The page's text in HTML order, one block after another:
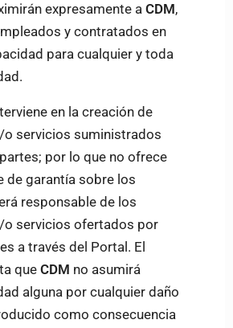
expresamente a CDM,
y contratados en
para cualquier y toda
en la creación de
servicios suministrados
por lo que no ofrece
de garantía sobre los
responsable de los
servicios ofertados por
a través del Portal. El
que CDM no asumirá
alguna por cualquier daño
como consecuencia